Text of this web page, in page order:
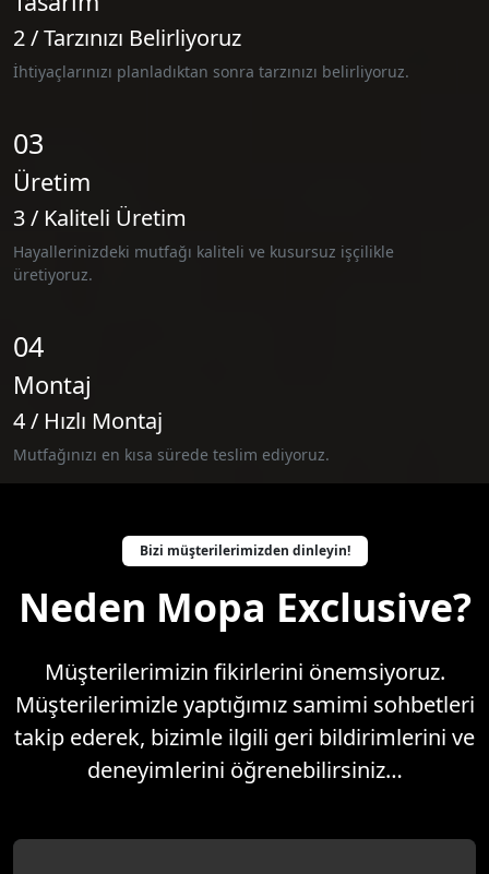
2 / Tarzınızı Belirliyoruz
İhtiyaçlarınızı planladıktan sonra tarzınızı belirliyoruz.
03
Üretim
3 / Kaliteli Üretim
Hayallerinizdeki mutfağı kaliteli ve kusursuz işçilikle
üretiyoruz.
04
Montaj
4 / Hızlı Montaj
Mutfağınızı en kısa sürede teslim ediyoruz.
Bizi müşterilerimizden dinleyin!
Neden Mopa Exclusive?
Müşterilerimizin fikirlerini önemsiyoruz.
Müşterilerimizle yaptığımız samimi sohbetleri
takip ederek, bizimle ilgili geri bildirimlerini ve
deneyimlerini öğrenebilirsiniz…